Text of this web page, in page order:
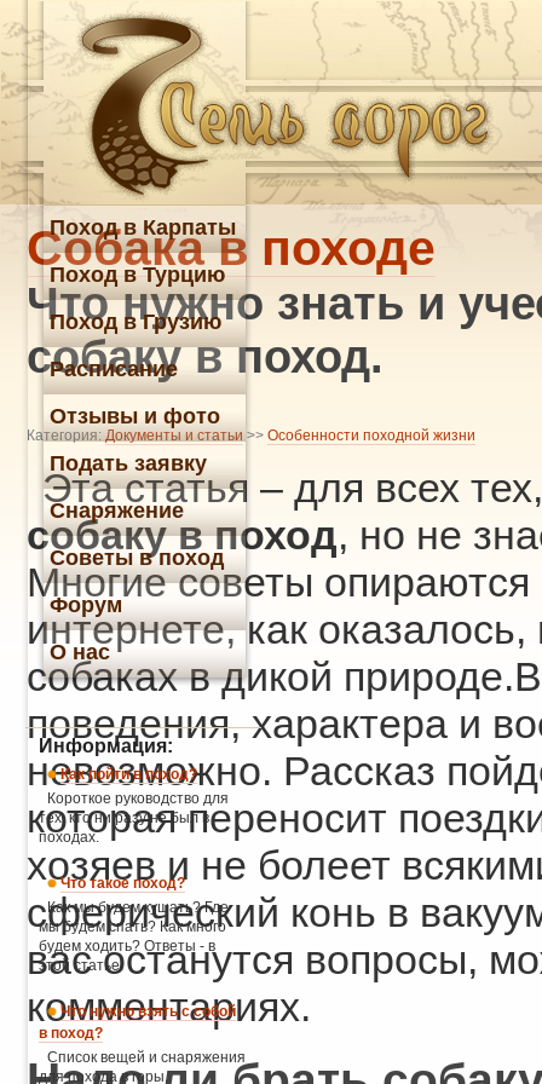
Собака в походе
Что нужно знать и
собаку в поход.
Категория: Документы и статьи >> Особенности походной жизни
Эта статья – для всех
собаку в поход, но не
Многие советы
интернете, как
собаках в дикой
поведения, характера и
невозможно. Рассказ
которая переносит
хозяев и не болеет
сферический конь в
вас останутся вопросы,
комментариях.
Поход в Карпаты
Поход в Турцию
Поход в Грузию
Расписание
Отзывы и фото
Подать заявку
Снаряжение
Советы в поход
Форум
О нас
Информация:
Как пойти в поход?
Короткое руководство для
тех, кто ни разу не был в
походах.
Что такое поход?
Как мы будем кушать? Где
мы будем спать? Как много
будем ходить? Ответы - в
этой статье.
Что нужно взять с собой
в поход?
Список вещей и снаряжения
для похода в горы.